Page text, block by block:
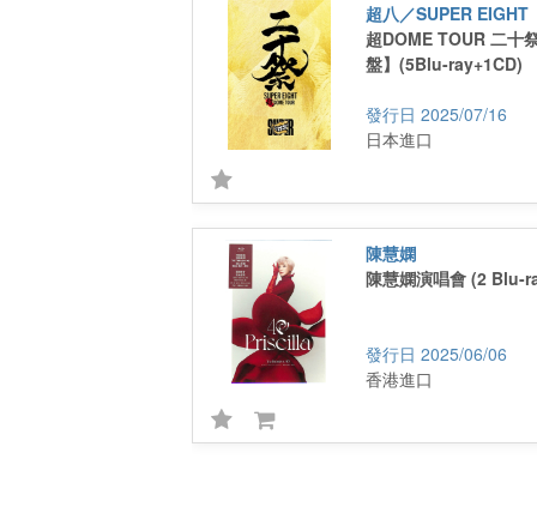
超八／SUPER EIGHT
超DOME TOUR 二十
盤】(5Blu-ray+1CD)
2025/07/16
日本進口
陳慧嫻
陳慧嫻演唱會 (2 Blu-
2025/06/06
香港進口